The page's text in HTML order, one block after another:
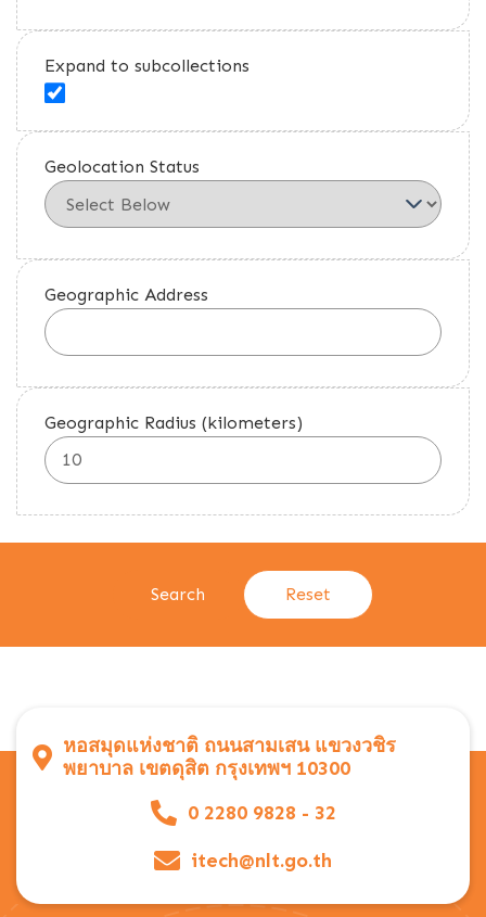
Expand to subcollections
Geolocation Status
Geographic Address
Geographic Radius (kilometers)
หอสมุดแห่งชาติ ถนนสามเสน แขวงวชิร
พยาบาล เขตดุสิต กรุงเทพฯ 10300
0 2280 9828 - 32
itech@nlt.go.th